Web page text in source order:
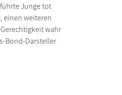
Junge tot
einen weiteren
wahr
Bond-Darsteller